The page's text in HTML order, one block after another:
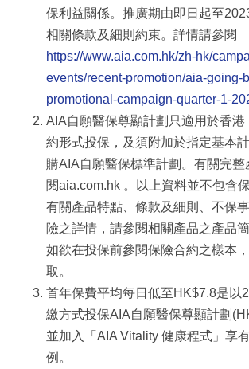
保利益關係。推廣期由即日起至
相關條款及細則約束。詳情請參閱
https://www.aia.com.hk/zh-hk/
events/recent-promotion/aia-going-
promotional-campaign-quarter-1-
AIA自願醫保尊顯計劃只適用於香港
約形式投保，及須附加於指定基本
購AIA自願醫保標準計劃。有關完整
閱aia.com.hk 。以上資料並不包含
有關產品特點、條款及細則、不保
險之詳情，請參閱相關產品之產品
如欲在投保前參閱保險合約之樣本
取。
首年保費平均每日低至HK$7.8是以
繳方式投保AIA自願醫保尊顯計劃
並加入「AIA Vitality 健康程式」享
例。